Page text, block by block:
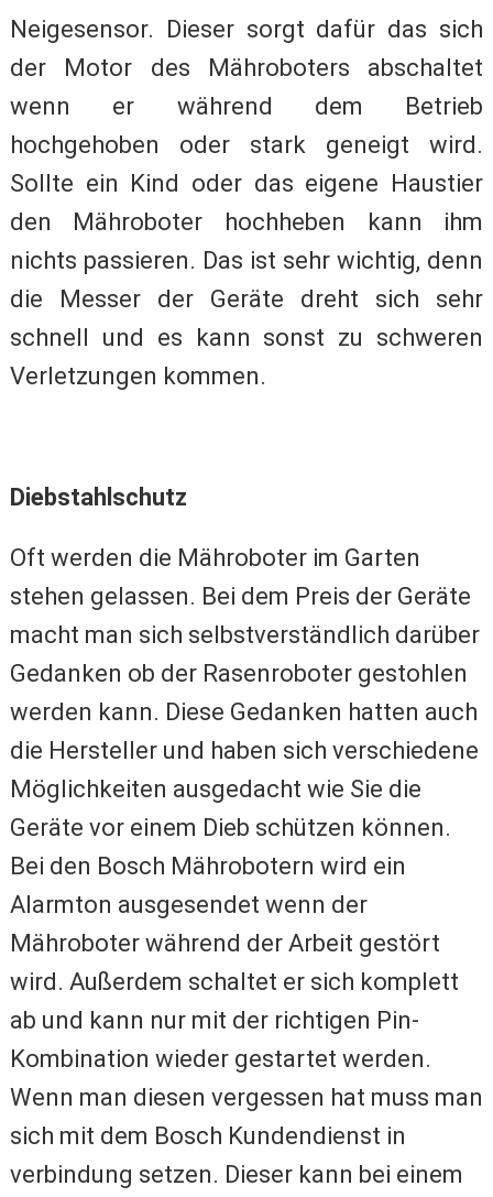
Neigesensor. Dieser sorgt dafür das sich
der Motor des Mähroboters abschaltet
wenn er während dem Betrieb
hochgehoben oder stark geneigt wird.
Sollte ein Kind oder das eigene Haustier
den Mähroboter hochheben kann ihm
nichts passieren. Das ist sehr wichtig, denn
die Messer der Geräte dreht sich sehr
schnell und es kann sonst zu schweren
Verletzungen kommen.
Diebstahlschutz
Oft werden die Mähroboter im Garten
stehen gelassen. Bei dem Preis der Geräte
macht man sich selbstverständlich darüber
Gedanken ob der Rasenroboter gestohlen
werden kann. Diese Gedanken hatten auch
die Hersteller und haben sich verschiedene
Möglichkeiten ausgedacht wie Sie die
Geräte vor einem Dieb schützen können.
Bei den Bosch Mährobotern wird ein
Alarmton ausgesendet wenn der
Mähroboter während der Arbeit gestört
wird. Außerdem schaltet er sich komplett
ab und kann nur mit der richtigen Pin-
Kombination wieder gestartet werden.
Wenn man diesen vergessen hat muss man
sich mit dem Bosch Kundendienst in
verbindung setzen. Dieser kann bei einem